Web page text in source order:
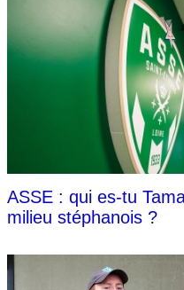
ASSE : qui es-tu
milieu stéphanois ?